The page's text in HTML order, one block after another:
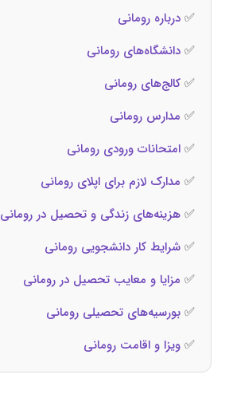
✅درباره رومانی
✅دانشگاه‌های رومانی
✅کالج‌های رومانی
✅ مدارس رومانی
✅امتحانات ورودی رومانی
✅ مدارک لازم برای اپلای رومانی
✅هزینه‌های زندگی و تحصیل در رومانی
✅شرایط کار دانشجویی رومانی
✅ مزایا و معایب تحصیل در رومانی
✅بورسیه‌های تحصیلی رومانی
✅ویزا و اقامت رومانی